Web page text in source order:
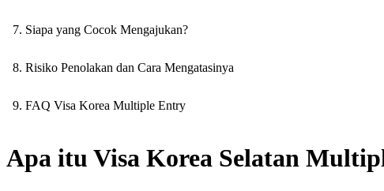
Siapa yang Cocok Mengajukan?
Risiko Penolakan dan Cara Mengatasinya
FAQ Visa Korea Multiple Entry
Apa itu Visa Korea Selatan